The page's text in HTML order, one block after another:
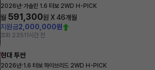
2026년·가솔린 1.6 터보 2WD H-PICK
월 591,300원 X46개월
지원금2,000,000원
조회 23511시간 전
현대 투싼
2026년·1.6 터보 하이브리드 2WD H-PICK